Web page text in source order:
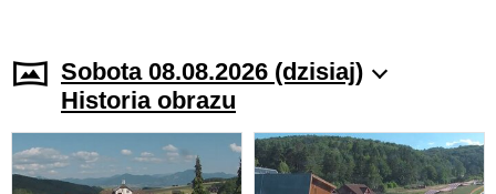
Sobota 08.08.2026 (dzisiaj)
Historia obrazu